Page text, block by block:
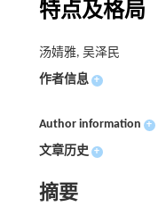
特点及格局
汤婧雅, 吴泽民
作者信息 +
Author information +
文章历史 +
摘要